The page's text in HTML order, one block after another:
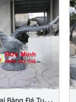
Bàng Đá Tung